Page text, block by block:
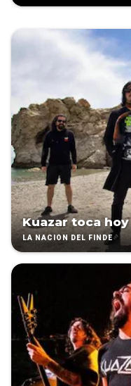
Kuazar toca
LA NACIÓN DEL FINDE